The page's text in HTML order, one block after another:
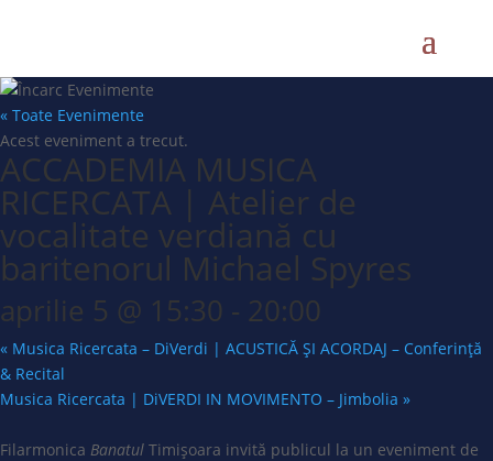
« Toate Evenimente
Acest eveniment a trecut.
ACCADEMIA MUSICA
RICERCATA | Atelier de
vocalitate verdiană cu
baritenorul Michael Spyres
aprilie 5 @ 15:30 - 20:00
« Musica Ricercata – DiVerdi | ACUSTICĂ ȘI ACORDAJ – Conferință
& Recital
Musica Ricercata | DiVERDI IN MOVIMENTO – Jimbolia »
Filarmonica Banatul Timișoara invită publicul la un eveniment de